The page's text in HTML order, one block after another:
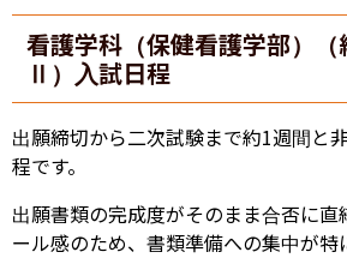
看護学科（保健看護学部）（
Ⅱ）入試日程
出願締切から二次試験まで約1週間と
程です。
出願書類の完成度がそのまま合否に直
ール感のため、書類準備への集中が特